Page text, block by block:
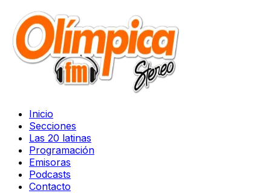
Inicio
Secciones
Las 20 latinas
Programación
Emisoras
Podcasts
Contacto